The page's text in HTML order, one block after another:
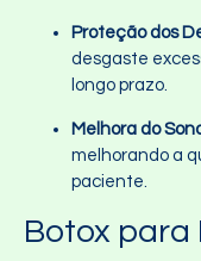
Proteção dos
desgaste
longo prazo.
Melhora do
melhorando a
paciente.
Botox para